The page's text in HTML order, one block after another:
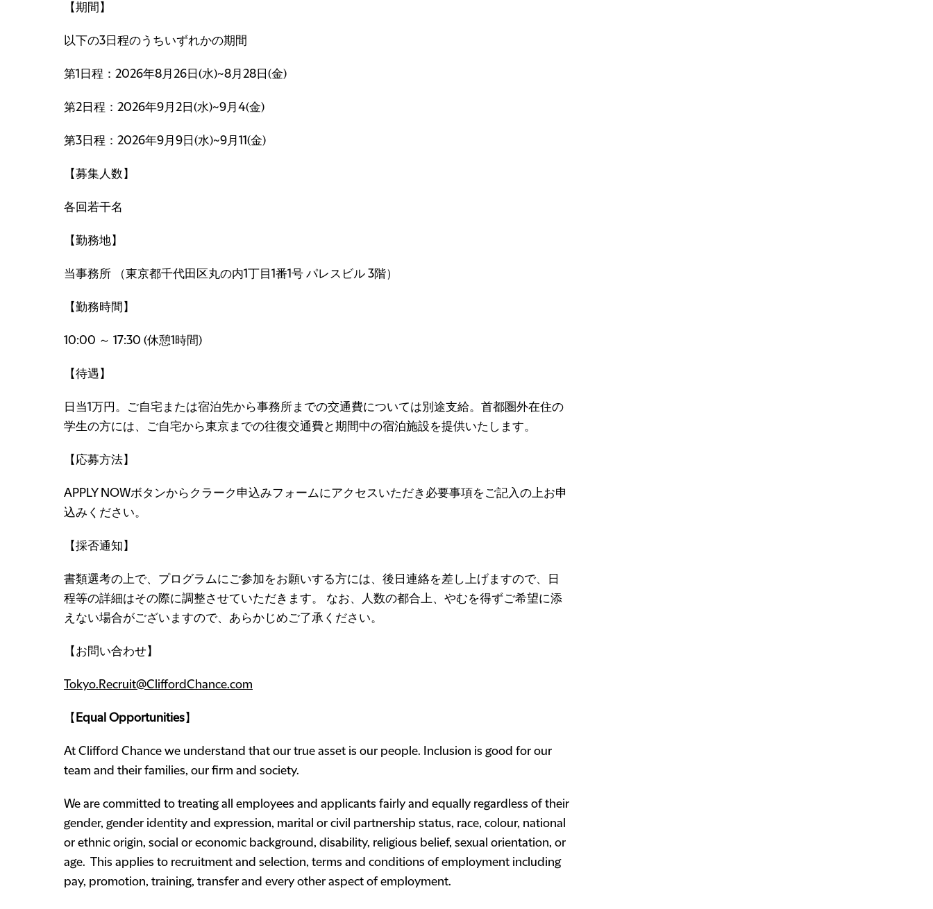
【期間】
以下の3日程のうちいずれかの期間
第1日程：2026年8月26日(水)~8月28日(金)
第2日程：2026年9月2日(水)~9月4(金)
第3日程：2026年9月9日(水)~9月11(金)
【募集人数】
各回若干名
【勤務地】
当事務所 （東京都千代田区丸の内1丁目1番1号 パレスビル 3階）
【勤務時間】
10:00 ～ 17:30 (休憩1時間)
【待遇】
日当1万円。ご自宅または宿泊先から事務所までの交通費については別途支給。首都圏外在住の
学生の方には、ご自宅から東京までの往復交通費と期間中の宿泊施設を提供いたします。
【応募方法】
APPLY NOWボタンからクラーク申込みフォームにアクセスいただき必要事項をご記入の上お申
込みください。
【採否通知】
書類選考の上で、プログラムにご参加をお願いする方には、後日連絡を差し上げますので、日
程等の詳細はその際に調整させていただきます。 なお、人数の都合上、やむを得ずご希望に添
えない場合がございますので、あらかじめご了承ください。
【お問い合わせ】
Tokyo.Recruit@CliffordChance.com
【Equal Opportunities】
At Clifford Chance we understand that our true asset is our people. Inclusion is good for our
team and their families, our firm and society.
We are committed to treating all employees and applicants fairly and equally regardless of their
gender, gender identity and expression, marital or civil partnership status, race, colour, national
or ethnic origin, social or economic background, disability, religious belief, sexual orientation, or
age. This applies to recruitment and selection, terms and conditions of employment including
pay, promotion, training, transfer and every other aspect of employment.